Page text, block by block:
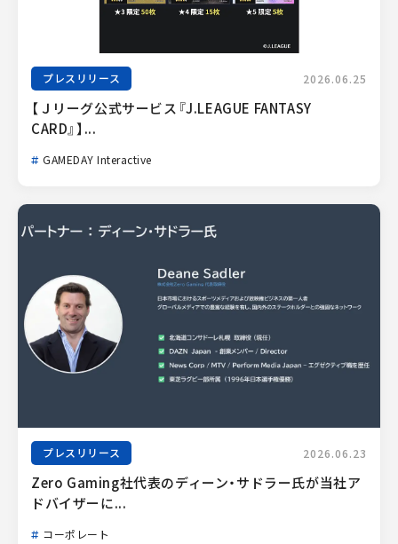
プレスリリース 2026.06.25
【Ｊリーグ公式サービス『J.LEAGUE FANTASY
CARD』】...
GAMEDAY Interactive
プレスリリース 2026.06.23
Zero Gaming社代表のディーン・サドラー氏が当社ア
ドバイザーに...
コーポレート